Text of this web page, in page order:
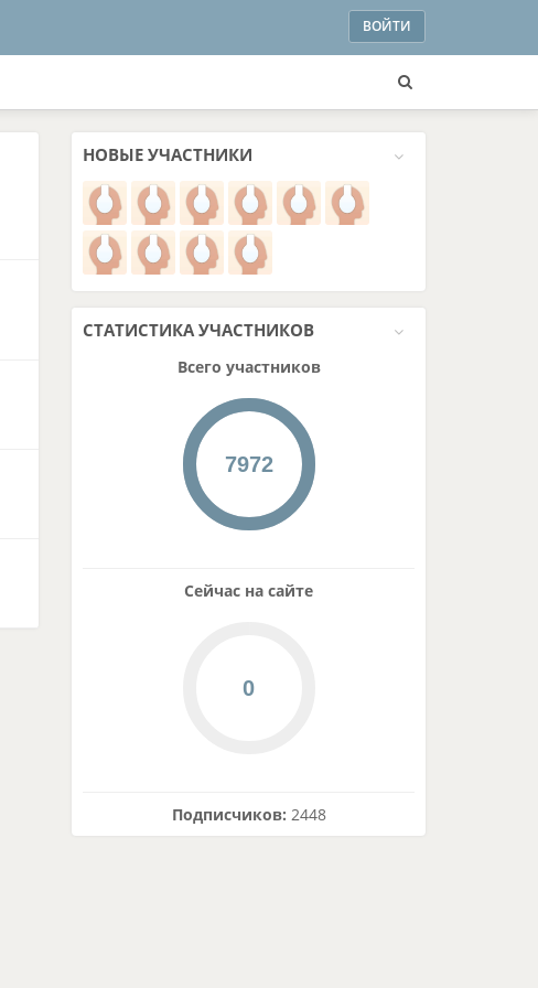
ВОЙТИ
НОВЫЕ УЧАСТНИКИ
СТАТИСТИКАУЧАСТНИКОВ
Всего участников
Сейчас на сайте
Подписчиков: 2448